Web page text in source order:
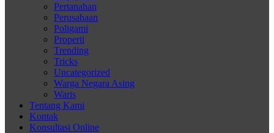
Pertanahan
Perusahaan
Poligami
Properti
Trending
Tricks
Uncategorized
Warga Negara Asing
Waris
Tentang Kami
Kontak
Konsultasi Online